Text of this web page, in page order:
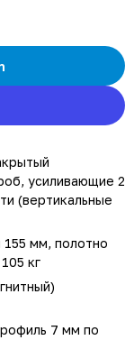
усиливающие 2
(вертикальные
мм, полотно
кг
7 мм по